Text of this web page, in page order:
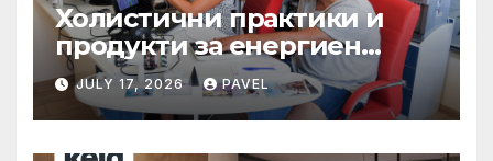
Холистични практики и
продукти за енергиен
баланс в ежедневието
JULY 17, 2026 PAVEL